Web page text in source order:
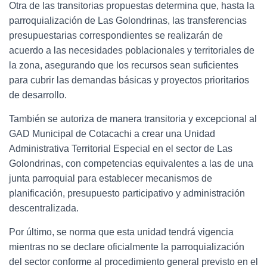
Otra de las transitorias propuestas determina que, hasta la
parroquialización de Las Golondrinas, las transferencias
presupuestarias correspondientes se realizarán de
acuerdo a las necesidades poblacionales y territoriales de
la zona, asegurando que los recursos sean suficientes
para cubrir las demandas básicas y proyectos prioritarios
de desarrollo.
También se autoriza de manera transitoria y excepcional al
GAD Municipal de Cotacachi a crear una Unidad
Administrativa Territorial Especial en el sector de Las
Golondrinas, con competencias equivalentes a las de una
junta parroquial para establecer mecanismos de
planificación, presupuesto participativo y administración
descentralizada.
Por último, se norma que esta unidad tendrá vigencia
mientras no se declare oficialmente la parroquialización
del sector conforme al procedimiento general previsto en el